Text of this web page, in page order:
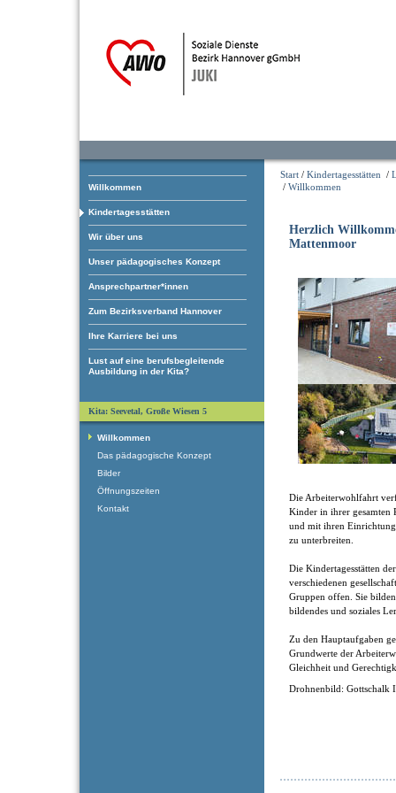
Willkommen
Kindertagesstätten
Wir über uns
Unser pädagogisches Konzept
Ansprechpartner*innen
Zum Bezirksverband Hannover
Ihre Karriere bei uns
Lust auf eine berufsbegleitende
Ausbildung in der Kita?
Start / Kindertagesstätten /
/ Willkommen
Herzlich
Mattenmoor
Die Arbeiterwohlfahrt
Kinder in ihrer gesamten
und mit ihren
zu unterbreiten.
Die Kindertagesstätten
verschiedenen
Gruppen offen. Sie
bildendes und soziales
Zu den Hauptaufgaben
Grundwerte der
Gleichheit und
Drohnenbild: Gottschalk
Kita: Seevetal, Große Wiesen 5
Willkommen
Das pädagogische Konzept
Bilder
Öffnungszeiten
Kontakt